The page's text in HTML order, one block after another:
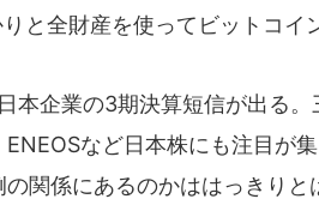
と全財産を使ってビットコイ
本企業の3期決算短信が出る
など日本株にも注目が
関係にあるのかははっきり